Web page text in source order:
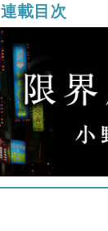
連載目次